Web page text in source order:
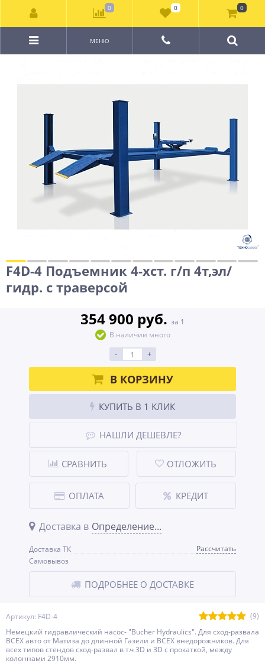
МЕНЮ
F4D-4 Подъемник 4-хст. г/п 4т,эл/
гидр. с траверсой
Артикул: F4D-4
(9)
Немецкий гидравлический насос- "Bucher Hydraulics". Для сход-развала
ВСЕХ авто от Матиза до длинной Газели и ВСЕХ внедорожников. Для
всех типов стендов сход-развал в т.ч 3D и 3D с прокаткой, между
колоннами 2910мм.
354 900 руб. за 1
В наличии много
-
+
В КОРЗИНУ
КУПИТЬ В 1 КЛИК
НАШЛИ ДЕШЕВЛЕ?
СРАВНИТЬ ОТЛОЖИТЬ
ОПЛАТА КРЕДИТ
Доставка в Определение...
Доставка ТК
Рассчитать
Самовывоз
ПОДРОБНЕЕ О ДОСТАВКЕ
0 0 0